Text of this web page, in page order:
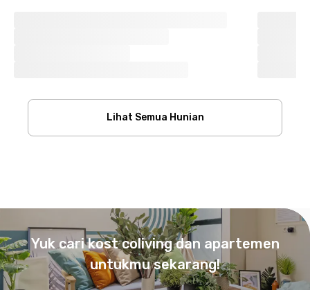
Lihat Semua Hunian
Yuk cari kost coliving dan apartemen
untukmu sekarang!